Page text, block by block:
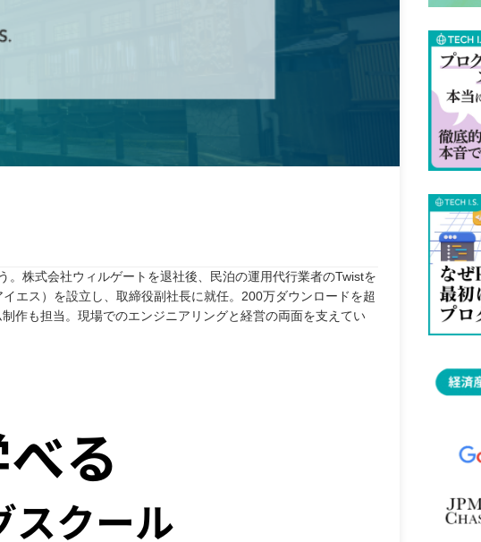
株式会社ウィルゲートを退社後、民泊の運用代行業者のTwistを
エス）を設立し、取締役副社長に就任。200万ダウンロードを超
作も担当。現場でのエンジニアリングと経営の両面を支えてい